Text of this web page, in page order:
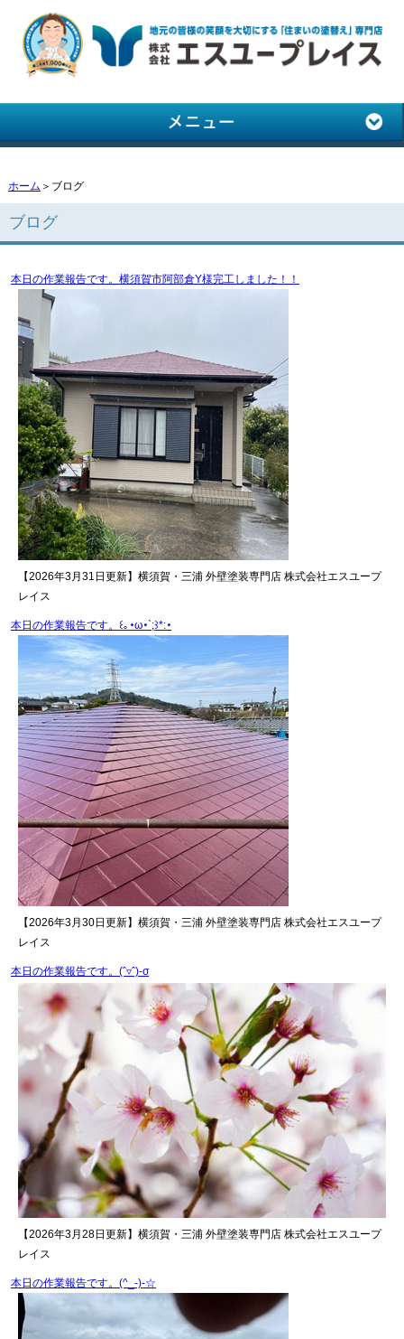
ホーム ＞ブログ
ブログ
本日の作業報告です。横須賀市阿部倉Y様完工しました！！
【2026年3月31日更新】横須賀・三浦 外壁塗装専門店 株式会社エスユープ
レイス
本日の作業報告です。꒰｡･ω･`;꒱*:･
【2026年3月30日更新】横須賀・三浦 外壁塗装専門店 株式会社エスユープ
レイス
本日の作業報告です。(ˆ‎​​​​▿ˆ‎​​​​)-σ
【2026年3月28日更新】横須賀・三浦 外壁塗装専門店 株式会社エスユープ
レイス
本日の作業報告です。(^_-)-☆